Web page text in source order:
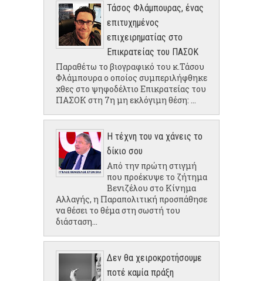
Τάσος Φλάμπουρας, ένας
επιτυχημένος
επιχειρηματίας στο
Επικρατείας του ΠΑΣΟΚ
Παραθέτω το βιογραφικό του κ.Τάσου
Φλάμπουρα ο οποίος συμπεριλήφθηκε
χθες στο ψηφοδέλτιο Επικρατείας του
ΠΑΣΟΚ στη 7η μη εκλόγιμη θέση: ...
Η τέχνη του να χάνεις το
δίκιο σου
Από την πρώτη στιγμή
που προέκυψε το ζήτημα
Βενιζέλου στο Κίνημα
Αλλαγής, η Παραπολιτική προσπάθησε
να θέσει το θέμα στη σωστή του
διάσταση...
Δεν θα χειροκροτήσουμε
ποτέ καμία πράξη